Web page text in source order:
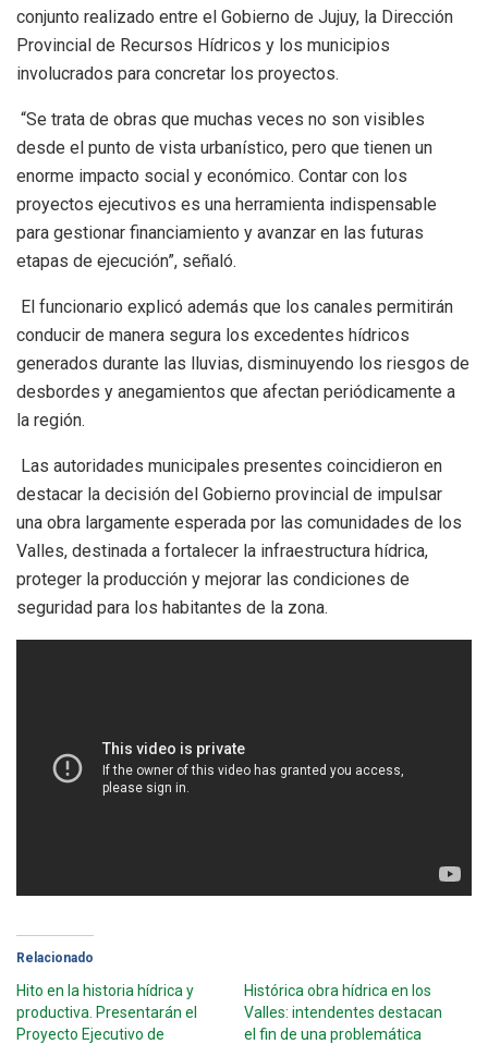
conjunto realizado entre el Gobierno de Jujuy, la Dirección
Provincial de Recursos Hídricos y los municipios
involucrados para concretar los proyectos.
“Se trata de obras que muchas veces no son visibles
desde el punto de vista urbanístico, pero que tienen un
enorme impacto social y económico. Contar con los
proyectos ejecutivos es una herramienta indispensable
para gestionar financiamiento y avanzar en las futuras
etapas de ejecución”, señaló.
El funcionario explicó además que los canales permitirán
conducir de manera segura los excedentes hídricos
generados durante las lluvias, disminuyendo los riesgos de
desbordes y anegamientos que afectan periódicamente a
la región.
Las autoridades municipales presentes coincidieron en
destacar la decisión del Gobierno provincial de impulsar
una obra largamente esperada por las comunidades de los
Valles, destinada a fortalecer la infraestructura hídrica,
proteger la producción y mejorar las condiciones de
seguridad para los habitantes de la zona.
Relacionado
Hito en la historia hídrica y
productiva. Presentarán el
Proyecto Ejecutivo de
Histórica obra hídrica en los
Valles: intendentes destacan
el fin de una problemática